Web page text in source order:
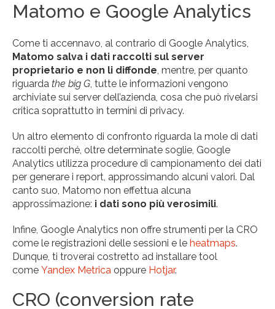
Matomo e Google Analytics
Come ti accennavo, al contrario di Google Analytics,
Matomo salva i dati raccolti sul server
proprietario e non li diffonde, mentre, per quanto
riguarda the big G, tutte le informazioni vengono
archiviate sui server dell’azienda, cosa che può rivelarsi
critica soprattutto in termini di privacy.
Un altro elemento di confronto riguarda la mole di dati
raccolti perché, oltre determinate soglie, Google
Analytics utilizza procedure di campionamento dei dati
per generare i report, approssimando alcuni valori. Dal
canto suo, Matomo non effettua alcuna
approssimazione: i dati sono più verosimili.
Infine, Google Analytics non offre strumenti per la CRO
come le registrazioni delle sessioni e le heatmaps.
Dunque, ti troverai costretto ad installare tool
come Yandex Metrica oppure Hotjar.
CRO (conversion rate